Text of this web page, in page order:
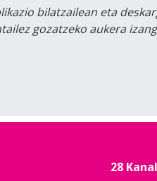
bilatzailean eta
gozatzeko aukera
28